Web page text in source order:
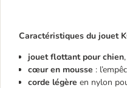
Caractéristiques du jouet
jouet flottant pour chien
cœur en mousse :
corde légère en nylon